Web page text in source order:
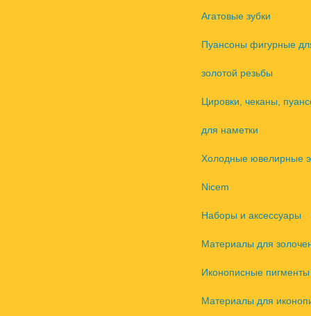
Агатовые зубки
Пуансоны фигурные
золотой резьбы
Цировки, чеканы,
для наметки
Холодные ювелирные
Nicem
Наборы и аксессуары
Материалы для
Иконописные пигменты
Материалы для